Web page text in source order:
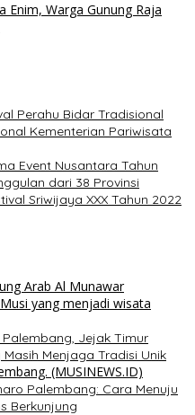
Enim, Warga Gunung Raja
Perahu Bidar Tradisional
Kementerian Pariwisata
Event Nusantara Tahun
dari 38 Provinsi
Sriwijaya XXX Tahun 2022
Jejak Timur
Menjaga Tradisi Unik
Palembang: Cara Menuju
Berkunjung